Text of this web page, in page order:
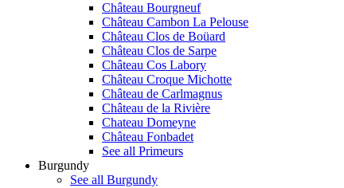
Château Bourgneuf
Château Cambon La Pelouse
Château Clos de Boüard
Château Clos de Sarpe
Château Cos Labory
Château Croque Michotte
Château de Carlmagnus
Château de la Rivière
Chateau Domeyne
Château Fonbadet
See all Primeurs
Burgundy
See all Burgundy